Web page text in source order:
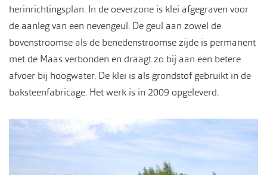
herinrichtingsplan. In de oeverzone is klei afgegraven voor
de aanleg van een nevengeul. De geul aan zowel de
bovenstroomse als de benedenstroomse zijde is permanent
met de Maas verbonden en draagt zo bij aan een betere
afvoer bij hoogwater. De klei is als grondstof gebruikt in de
baksteenfabricage. Het werk is in 2009 opgeleverd.